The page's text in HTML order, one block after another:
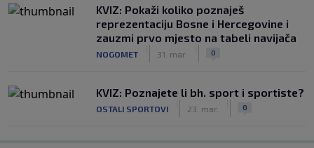
KVIZ: Pokaži koliko poznaješ
reprezentaciju Bosne i Hercegovine i
zauzmi prvo mjesto na tabeli navijača
NOGOMET 31. mar. 0
KVIZ: Poznajete li bh. sport i sportiste?
OSTALI SPORTOVI 23. mar. 0